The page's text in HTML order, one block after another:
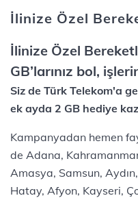
İlinize Özel
İlinize Özel
GB’larınız bol,
Siz de Türk Telekom'a
ek ayda​ 2 GB hediye
​​Kampanyadan hemen
de Adana,
Amasya, Samsun,
Hatay, Afyon, Kayseri,